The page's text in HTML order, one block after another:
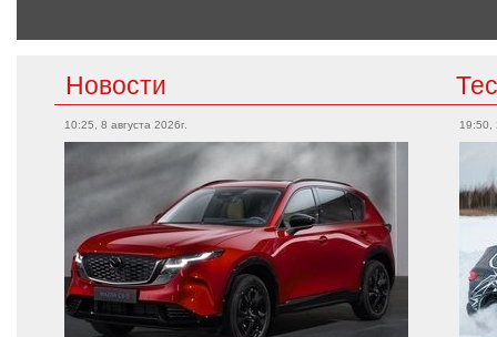
Новости
10:25, 8 августа 2026г. 19:50,